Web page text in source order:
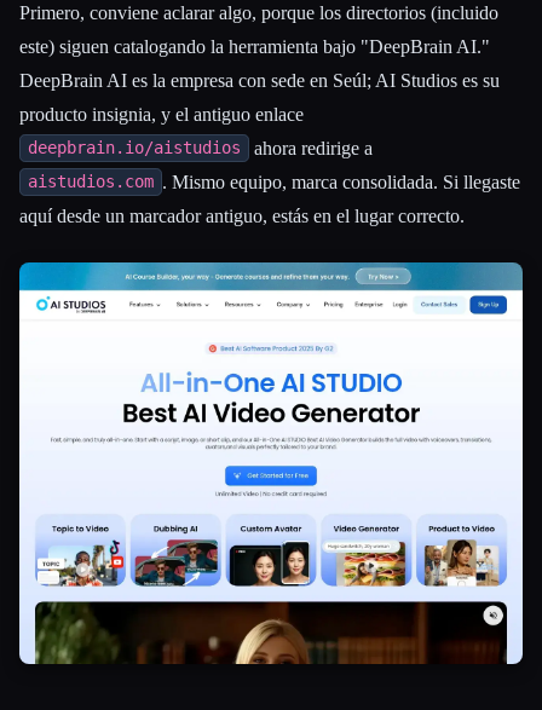
Primero, conviene aclarar algo, porque los directorios (incluido
este) siguen catalogando la herramienta bajo "DeepBrain AI."
DeepBrain AI es la empresa con sede en Seúl; AI Studios es su
producto insignia, y el antiguo enlace
deepbrain.io/aistudios ahora redirige a
aistudios.com . Mismo equipo, marca consolidada. Si llegaste
aquí desde un marcador antiguo, estás en el lugar correcto.